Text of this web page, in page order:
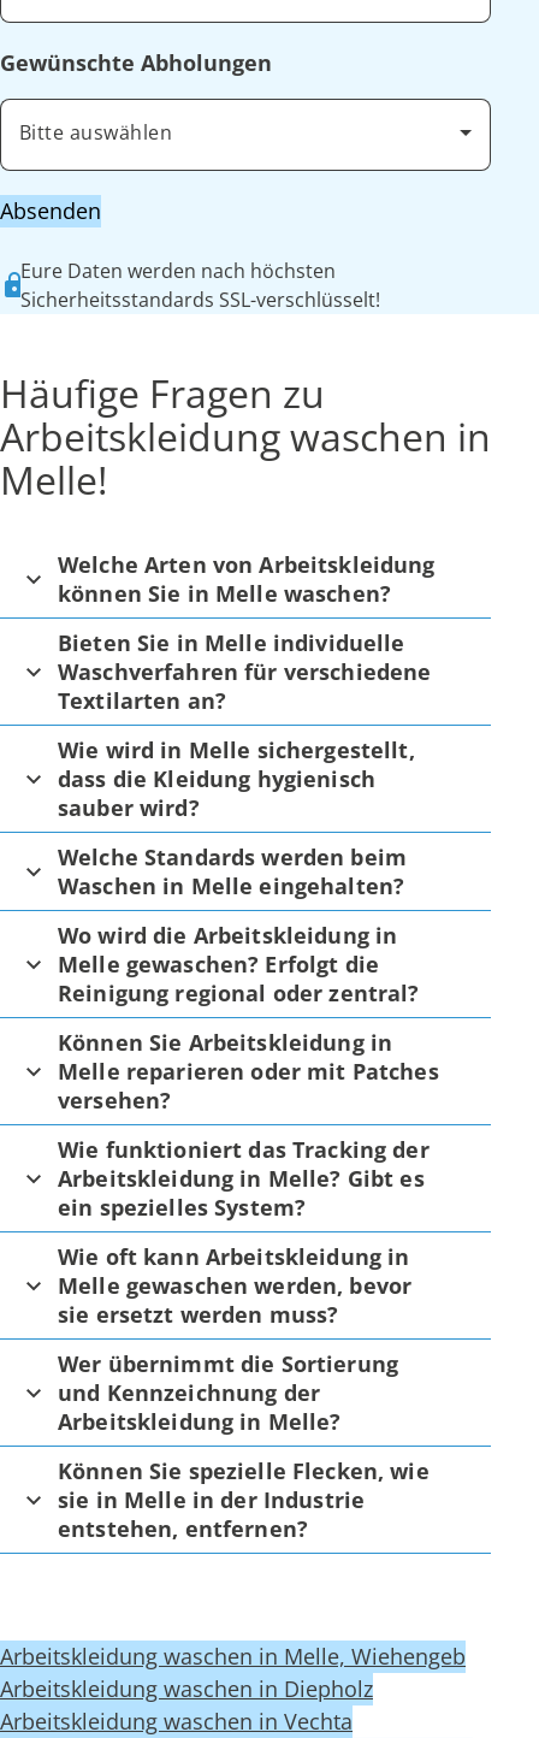
Gewünschte Abholungen
Bitte auswählen
Absenden
Eure Daten werden nach höchsten
Sicherheitsstandards SSL-verschlüsselt!
Häufige Fragen zu
Arbeitskleidung waschen in
Melle!
Welche Arten von Arbeitskleidung
können Sie in Melle waschen?
Bieten Sie in Melle individuelle
Waschverfahren für verschiedene
Textilarten an?
Wie wird in Melle sichergestellt,
dass die Kleidung hygienisch
sauber wird?
Welche Standards werden beim
Waschen in Melle eingehalten?
Wo wird die Arbeitskleidung in
Melle gewaschen? Erfolgt die
Reinigung regional oder zentral?
Können Sie Arbeitskleidung in
Melle reparieren oder mit Patches
versehen?
Wie funktioniert das Tracking der
Arbeitskleidung in Melle? Gibt es
ein spezielles System?
Wie oft kann Arbeitskleidung in
Melle gewaschen werden, bevor
sie ersetzt werden muss?
Wer übernimmt die Sortierung
und Kennzeichnung der
Arbeitskleidung in Melle?
Können Sie spezielle Flecken, wie
sie in Melle in der Industrie
entstehen, entfernen?
Arbeitskleidung waschen in Melle, Wiehengeb
Arbeitskleidung waschen in Diepholz
Arbeitskleidung waschen in Vechta